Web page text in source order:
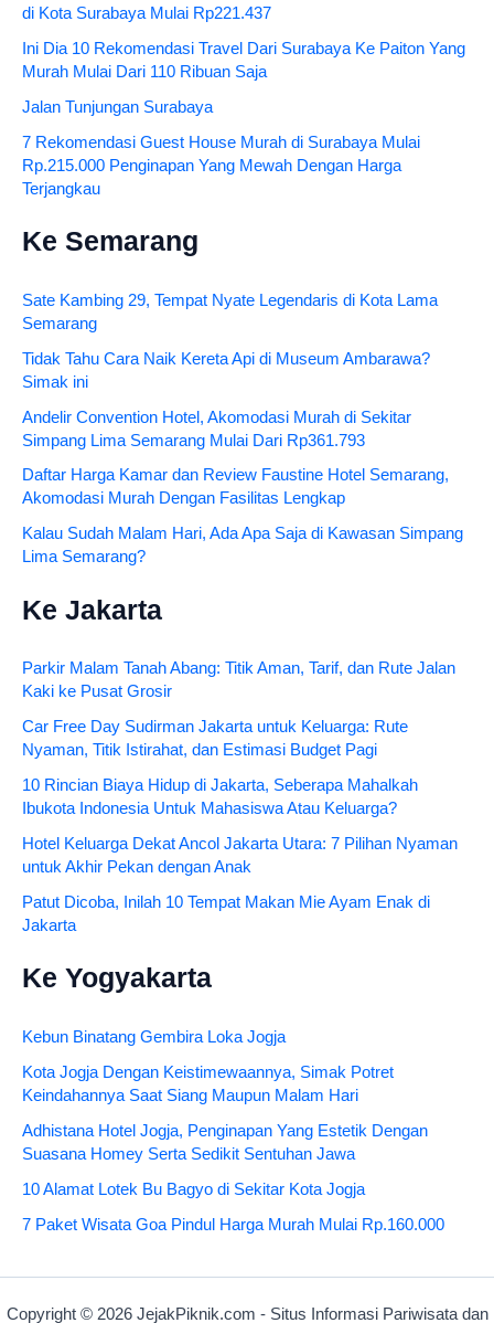
di Kota Surabaya Mulai Rp221.437
Ini Dia 10 Rekomendasi Travel Dari Surabaya Ke Paiton Yang
Murah Mulai Dari 110 Ribuan Saja
Jalan Tunjungan Surabaya
7 Rekomendasi Guest House Murah di Surabaya Mulai
Rp.215.000 Penginapan Yang Mewah Dengan Harga
Terjangkau
Ke Semarang
Sate Kambing 29, Tempat Nyate Legendaris di Kota Lama
Semarang
Tidak Tahu Cara Naik Kereta Api di Museum Ambarawa?
Simak ini
Andelir Convention Hotel, Akomodasi Murah di Sekitar
Simpang Lima Semarang Mulai Dari Rp361.793
Daftar Harga Kamar dan Review Faustine Hotel Semarang,
Akomodasi Murah Dengan Fasilitas Lengkap
Kalau Sudah Malam Hari, Ada Apa Saja di Kawasan Simpang
Lima Semarang?
Ke Jakarta
Parkir Malam Tanah Abang: Titik Aman, Tarif, dan Rute Jalan
Kaki ke Pusat Grosir
Car Free Day Sudirman Jakarta untuk Keluarga: Rute
Nyaman, Titik Istirahat, dan Estimasi Budget Pagi
10 Rincian Biaya Hidup di Jakarta, Seberapa Mahalkah
Ibukota Indonesia Untuk Mahasiswa Atau Keluarga?
Hotel Keluarga Dekat Ancol Jakarta Utara: 7 Pilihan Nyaman
untuk Akhir Pekan dengan Anak
Patut Dicoba, Inilah 10 Tempat Makan Mie Ayam Enak di
Jakarta
Ke Yogyakarta
Kebun Binatang Gembira Loka Jogja
Kota Jogja Dengan Keistimewaannya, Simak Potret
Keindahannya Saat Siang Maupun Malam Hari
Adhistana Hotel Jogja, Penginapan Yang Estetik Dengan
Suasana Homey Serta Sedikit Sentuhan Jawa
10 Alamat Lotek Bu Bagyo di Sekitar Kota Jogja
7 Paket Wisata Goa Pindul Harga Murah Mulai Rp.160.000
Copyright © 2026 JejakPiknik.com - Situs Informasi Pariwisata dan